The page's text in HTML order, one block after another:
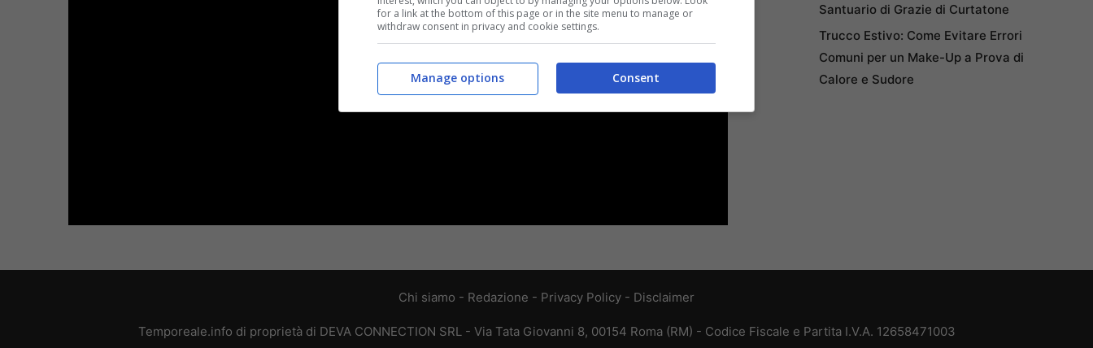
Santuario di Grazie di Curtatone
Trucco Estivo: Come Evitare Errori
Comuni per un Make-Up a Prova di
Calore e Sudore
Chi siamo - Redazione - Privacy Policy - Disclaimer
Temporeale.info di proprietà di DEVA CONNECTION SRL - Via Tata Giovanni 8, 00154 Roma (RM) - Codice Fiscale e Partita I.V.A. 12658471003
for a link at the bottom of this page or in the site menu to manage or
withdraw consent in privacy and cookie settings.
Consent
Manage options